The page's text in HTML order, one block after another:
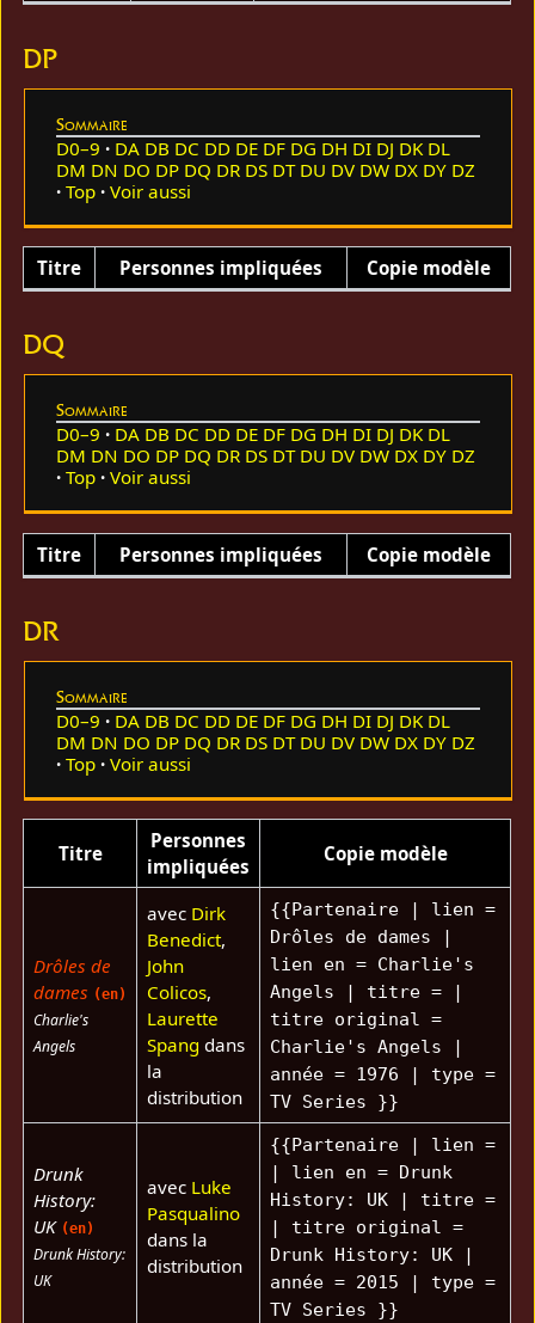
DP
Sommaire
D0–9 DA DB DC DD DE DF DG DH DI DJ DK DL
DM DN DO DP DQ DR DS DT DU DV DW DX DY DZ
Top
Voir aussi
Titre Personnes impliquées Copie modèle
DQ
Sommaire
D0–9 DA DB DC DD DE DF DG DH DI DJ DK DL
DM DN DO DP DQ DR DS DT DU DV DW DX DY DZ
Top
Voir aussi
Titre Personnes impliquées Copie modèle
DR
Sommaire
D0–9 DA DB DC DD DE DF DG DH DI DJ DK DL
DM DN DO DP DQ DR DS DT DU DV DW DX DY DZ
Top
Voir aussi
Titre
Personnes
impliquées
Copie modèle
Drôles de
dames (en)
Charlie's
Angels
avec Dirk
Benedict,
John
Colicos,
Laurette
Spang dans
la
distribution
{{Partenaire | lien =
Drôles de dames |
lien en = Charlie's
Angels | titre = |
titre original =
Charlie's Angels |
année = 1976 | type =
TV Series }}
Drunk
History:
UK (en)
Drunk History:
UK
avec Luke
Pasqualino
dans la
distribution
{{Partenaire | lien =
| lien en = Drunk
History: UK | titre =
| titre original =
Drunk History: UK |
année = 2015 | type =
TV Series }}